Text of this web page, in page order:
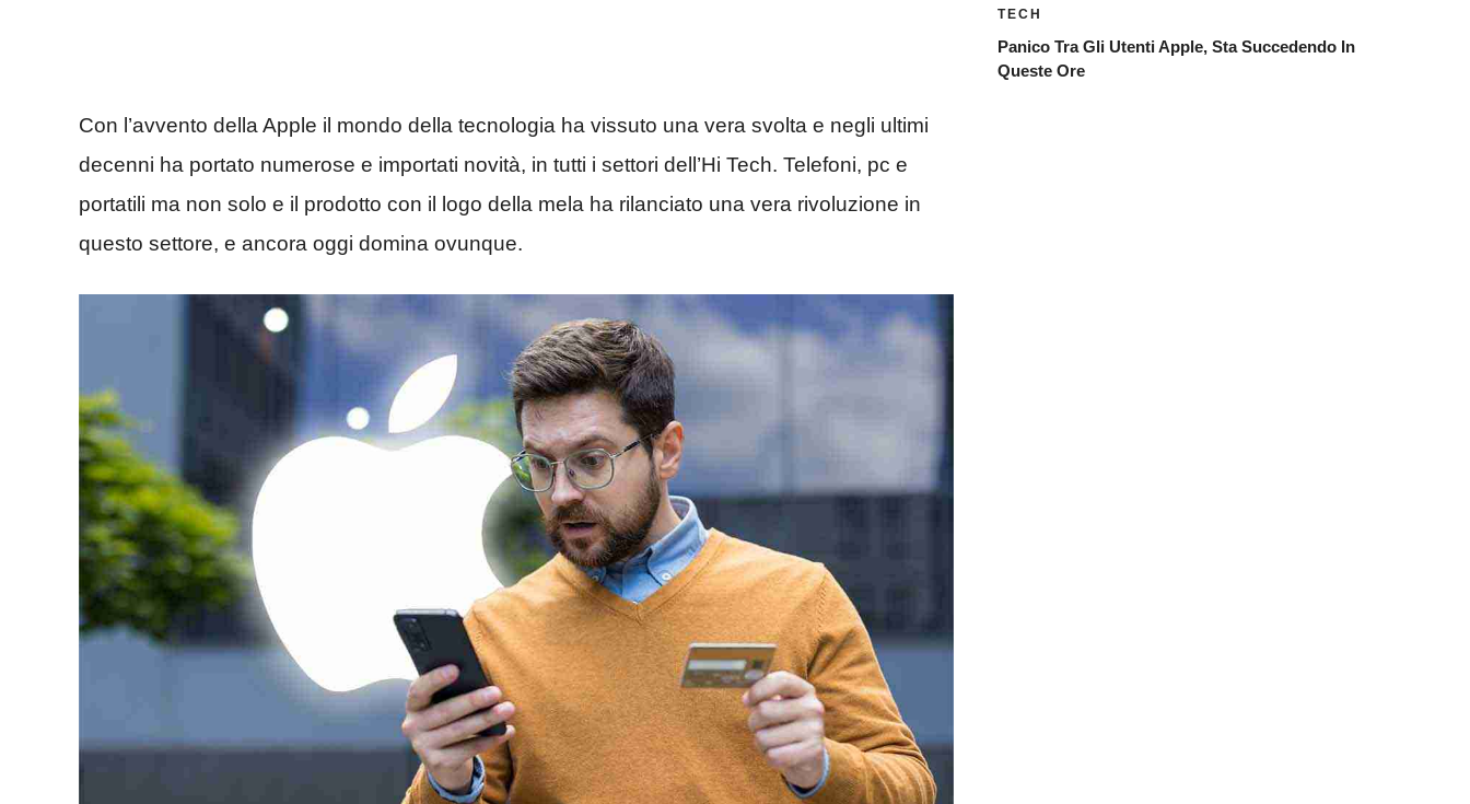
Con l’avvento della Apple il mondo della tecnologia ha vissuto una vera svolta e negli ultimi
decenni ha portato numerose e importati novità, in tutti i settori dell’Hi Tech. Telefoni, pc e
portatili ma non solo e il prodotto con il logo della mela ha rilanciato una vera rivoluzione in
questo settore, e ancora oggi domina ovunque.
TECH
Panico Tra Gli Utenti Apple, Sta Succedendo In
Queste Ore